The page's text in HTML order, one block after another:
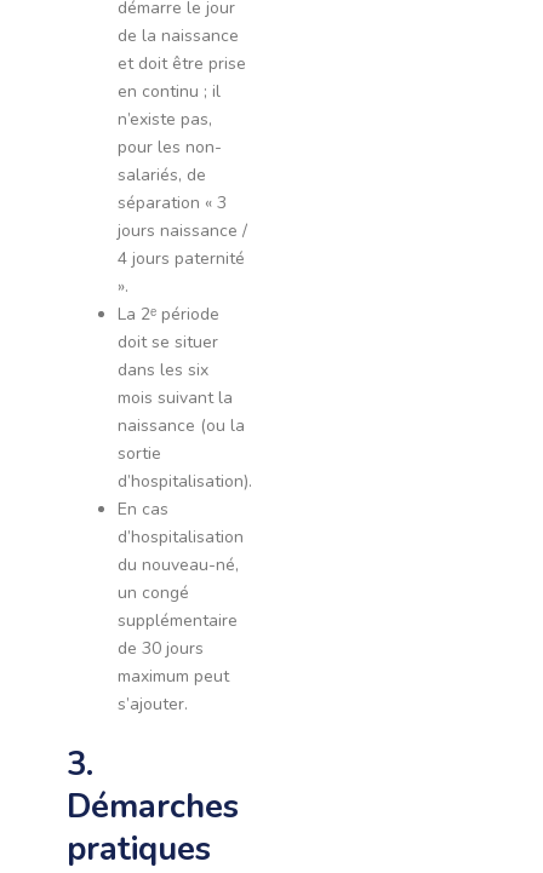
démarre le jour
de la naissance
et doit être prise
en continu ; il
n’existe pas,
pour les non-
salariés, de
séparation « 3
jours naissance /
4 jours paternité
».
La 2ᵉ période
doit se situer
dans les six
mois suivant la
naissance (ou la
sortie
d’hospitalisation).
En cas
d’hospitalisation
du nouveau-né,
un congé
supplémentaire
de 30 jours
maximum peut
s’ajouter.
3.
Démarches
pratiques